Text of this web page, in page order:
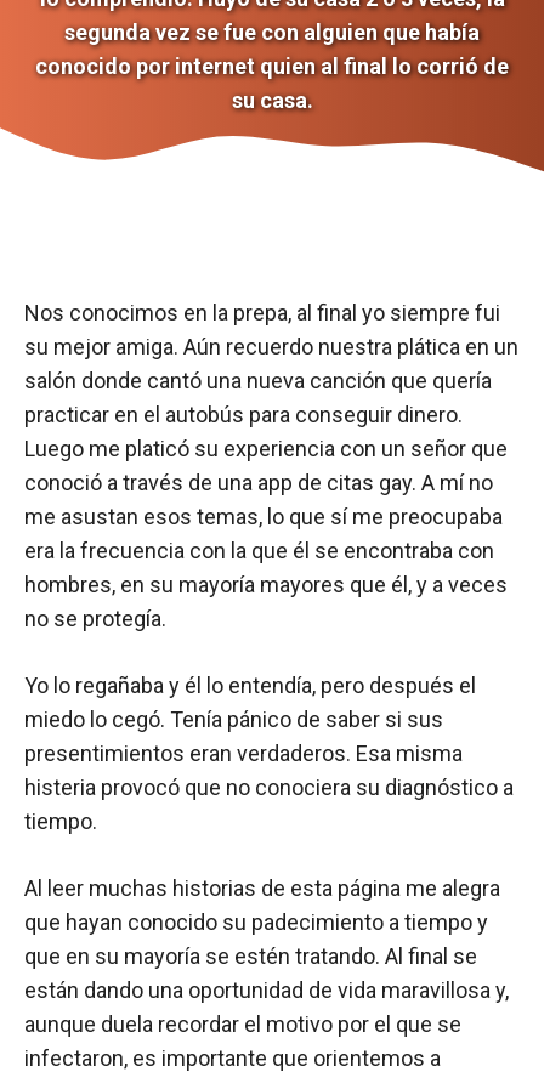
segunda vez se fue con alguien que había
conocido por internet quien al final lo corrió de
su casa.
Nos conocimos en la prepa, al final yo siempre fui
su mejor amiga. Aún recuerdo nuestra plática en un
salón donde cantó una nueva canción que quería
practicar en el autobús para conseguir dinero.
Luego me platicó su experiencia con un señor que
conoció a través de una app de citas gay. A mí no
me asustan esos temas, lo que sí me preocupaba
era la frecuencia con la que él se encontraba con
hombres, en su mayoría mayores que él, y a veces
no se protegía.
Yo lo regañaba y él lo entendía, pero después el
miedo lo cegó. Tenía pánico de saber si sus
presentimientos eran verdaderos. Esa misma
histeria provocó que no conociera su diagnóstico a
tiempo.
Al leer muchas historias de esta página me alegra
que hayan conocido su padecimiento a tiempo y
que en su mayoría se estén tratando. Al final se
están dando una oportunidad de vida maravillosa y,
aunque duela recordar el motivo por el que se
infectaron, es importante que orientemos a